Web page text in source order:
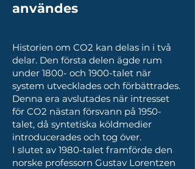
användes
Historien om CO2 kan delas in i två
delar. Den första delen ägde rum
under 1800- och 1900-talet när
system utvecklades och förbättrades.
Denna era avslutades när intresset
för CO2 nästan försvann på 1950-
talet, då syntetiska köldmedier
introducerades och tog över.
I slutet av 1980-talet framförde den
norske professorn Gustav Lorentzen